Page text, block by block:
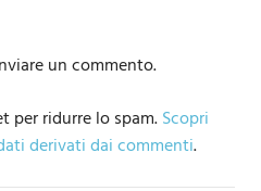
un commento.
per ridurre lo spam.Scopri
derivati dai commenti.